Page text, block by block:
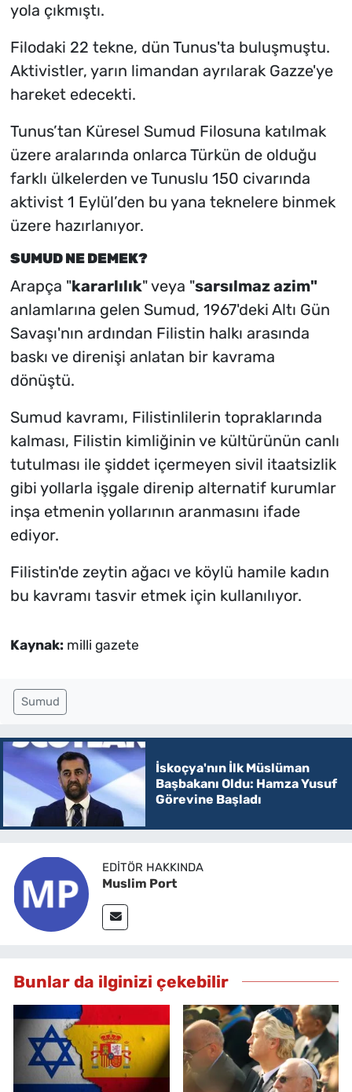
yola çıkmıştı.
Filodaki 22 tekne, dün Tunus'ta buluşmuştu.
Aktivistler, yarın limandan ayrılarak Gazze'ye
hareket edecekti.
Tunus’tan Küresel Sumud Filosuna katılmak
üzere aralarında onlarca Türkün de olduğu
farklı ülkelerden ve Tunuslu 150 civarında
aktivist 1 Eylül’den bu yana teknelere binmek
üzere hazırlanıyor.
SUMUD NE DEMEK?
Arapça "kararlılık" veya "sarsılmaz azim"
anlamlarına gelen Sumud, 1967'deki Altı Gün
Savaşı'nın ardından Filistin halkı arasında
baskı ve direnişi anlatan bir kavrama
dönüştü.
Sumud kavramı, Filistinlilerin topraklarında
kalması, Filistin kimliğinin ve kültürünün canlı
tutulması ile şiddet içermeyen sivil itaatsizlik
gibi yollarla işgale direnip alternatif kurumlar
inşa etmenin yollarının aranmasını ifade
ediyor.
Filistin'de zeytin ağacı ve köylü hamile kadın
bu kavramı tasvir etmek için kullanılıyor.
Kaynak: milli gazete
Sumud
İskoçya'nın İlk Müslüman
Başbakanı Oldu: Hamza Yusuf
Görevine Başladı
EDITÖR HAKKINDA
Muslim Port
Bunlar da ilginizi çekebilir